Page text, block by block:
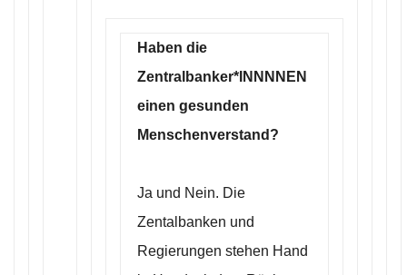
Haben die
Zentralbanker*INNNNEN
einen gesunden
Menschenverstand?
Ja und Nein. Die
Zentalbanken und
Regierungen stehen Hand